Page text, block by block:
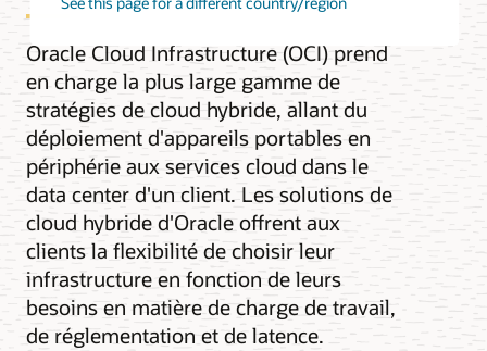
Oracle Cloud Infrastructure (OCI) prend
en charge la plus large gamme de
stratégies de cloud hybride, allant du
déploiement d'appareils portables en
périphérie aux services cloud dans le
data center d'un client. Les solutions de
cloud hybride d'Oracle offrent aux
clients la flexibilité de choisir leur
infrastructure en fonction de leurs
besoins en matière de charge de travail,
de réglementation et de latence.